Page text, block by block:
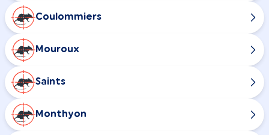
Coulommiers
Mouroux
Saints
Monthyon